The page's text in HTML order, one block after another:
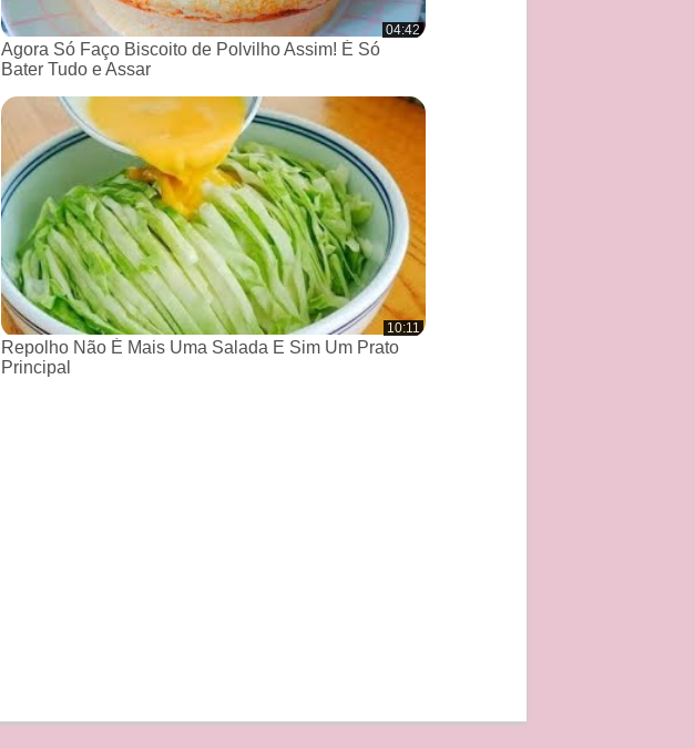
04:42
Agora Só Faço Biscoito de Polvilho Assim! É Só
Bater Tudo e Assar
10:11
Repolho Não É Mais Uma Salada E Sim Um Prato
Principal